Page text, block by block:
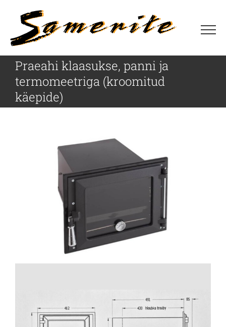
content
Praeahi klaasukse, panni ja
termomeetriga (kroomitud
käepide)